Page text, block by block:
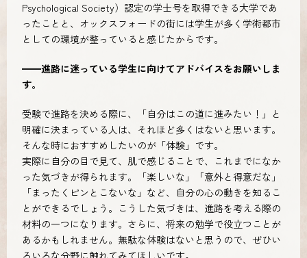
Psychological Society）認定の学士号を取得できる大学であ
ったことと、オックスフォードの街には学生が多く学術都市
としての環境が整っていると感じたからです。
━━進路に迷っている学生に向けてアドバイスをお願いしま
す。
受験で進路を決める際に、「自分はこの道に進みたい！」と
明確に決まっている人は、それほど多くはないと思います。
そんな時におすすめしたいのが「体験」です。
実際に自分の目で見て、肌で感じることで、これまでになか
った気づきが得られます。「楽しいな」「意外と得意だな」
「まったくピンとこないな」など、自分の心の動きを知るこ
とができるでしょう。こうした気づきは、進路を考える際の
材料の一つになります。さらに、将来の勉学で役立つことが
あるかもしれません。無駄な体験はないと思うので、ぜひい